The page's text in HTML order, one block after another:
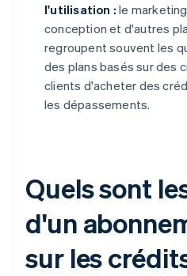
l'utilisation : le
conception et d'autres
regroupent souvent les
des plans basés sur des
clients d'acheter des
les dépassements.
Quels sont
d'un
sur les